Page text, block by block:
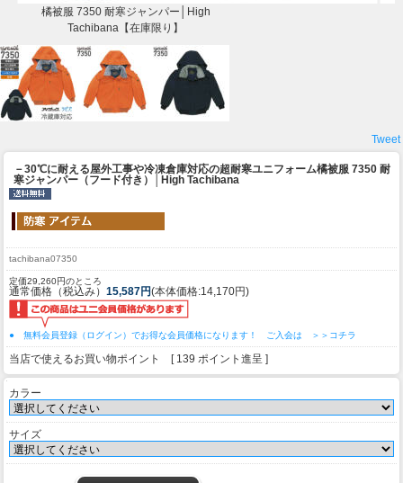
橘被服 7350 耐寒ジャンパー│High
Tachibana【在庫限り】
Tweet
－30℃に耐える屋外工事や冷凍倉庫対応の超耐寒ユニフォーム橘被服 7350 耐
寒ジャンパー（フード付き）│High Tachibana
tachibana07350
定価29,260円のところ
通常価格（税込み） 15,587円(本体価格:14,170円)
● 無料会員登録（ログイン）でお得な会員価格になります！ ご入会は ＞＞コチラ
当店で使えるお買い物ポイント [ 139 ポイント進呈 ]
カラー
サイズ